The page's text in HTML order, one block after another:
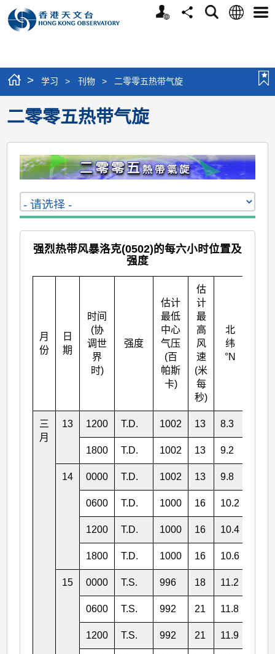
个
分
搜
语
选
> 学习 > 刊物 > 二零零五热带气旋
二零零五热带气旋
强烈热带风暴洛克(0502)的每六小时位置及
强度
月
份
日
期
时间
(协
调世
界
时)
强度
估计
最低
中心
气压
(百
帕斯
卡)
估
计
最
高
风
速
(米
每
秒)
北
纬
°N
三
月
13 1200 T.D. 1002 13 8.3
1800 T.D. 1002 13 9.2
14 0000 T.D. 1002 13 9.8
0600 T.D. 1000 16 10.2
1200 T.D. 1000 16 10.4
1800 T.D. 1000 16 10.6
15 0000 T.S. 996 18 11.2
0600 T.S. 992 21 11.8
1200 T.S. 992 21 11.9